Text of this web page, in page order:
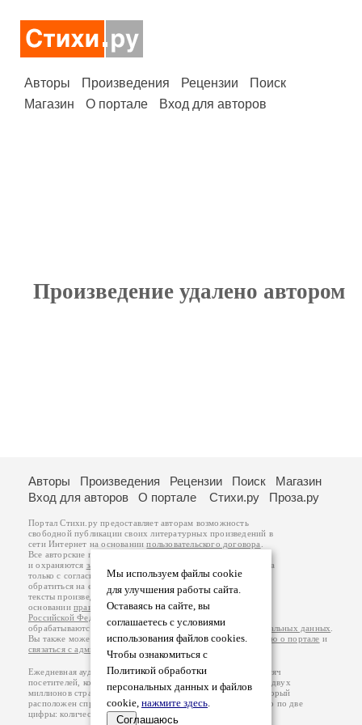
Авторы Произведения Рецензии
Поиск
Магазин
О портале Вход для авторов
Произведение удалено автором
Мы используем файлы cookie
для улучшения работы сайта.
Оставаясь на сайте, вы
соглашаетесь с условиями
использования файлов cookies.
Чтобы ознакомиться с
Политикой обработки
персональных данных и файлов
cookie, нажмите здесь.
Соглашаюсь
Авторы Произведения Рецензии Поиск
Магазин
Вход для авторов
О портале Стихи.ру Проза.ру
Портал Стихи.ру предоставляет авторам возможность
свободной публикации своих литературных произведений в
сети Интернет на основаниипользовательского договора
Все авторские права на произведения принадлежат авторам
и охраняются законом
. Перепечатка произведений возможна
только с согласия его автора, к которому вы можете
обратиться на его авторской странице. Ответственность за
тексты произведений авторы несут самостоятельно на
основанииправил публикацииизаконодательства
Российской Федерации
обрабатываются на основанииПолитики обработки персональных данных
Вы также можете посмотреть более подробнуюинформацию о портале и
связаться с администрацией
Ежедневная аудитория портала Стихи.ру – порядка 200 тысяч
посетителей, которые в общей сумме просматривают более двух
миллионов страниц по данным счетчика посещаемости, который
расположен справа от этого текста. В каждой графе указано по две
цифры: количество просмотров и количество посетителей.